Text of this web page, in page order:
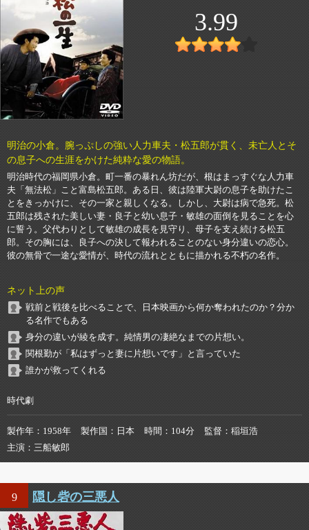
3.99
明治の小倉。腕っぷしの強い人力車夫・松五郎が貫く、未亡人とそ
の息子への生涯をかけた純粋な愛の物語。
明治時代の福岡県小倉。町一番の暴れん坊だが、根はまっすぐな人力車
夫「無法松」こと富島松五郎。ある日、彼は陸軍大尉の息子を助けたこ
とをきっかけに、その一家と親しくなる。しかし、大尉は病で急死。松
五郎は残された美しい妻・良子と幼い息子・敏雄の面倒を見ることを心
に誓う。父代わりとして敏雄の成長を見守り、母子を支え続ける松五
郎。その胸には、良子への決して報われることのない身分違いの恋心。
彼の無骨で一途な愛情が、時代の流れとともに描かれる不朽の名作。
ネット上の声
戦前と戦後を比べることで、日本映画から何か奪われたのか？分か
る名作でもある
身分の違いが綾を成す。純情男の凄絶なまでの片想い。
関根勤が「私はずっと妻に片想いです」と言っていた
誰かが救ってくれる
時代劇
製作年 1958年 製作国 日本 時間 104分 監督
稲垣浩
主演
三船敏郎
9 隠し砦の三悪人